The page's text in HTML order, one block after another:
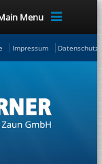
Menu
Impressum